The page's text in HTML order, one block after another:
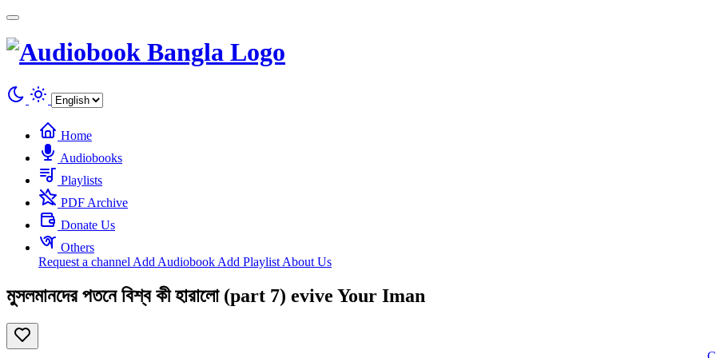
Home
Audiobooks
Playlists
PDF Archive
Donate Us
Others
Request a channel Add Audiobook Add Playlist About Us
মুসলমানদের পতনে বিশ্ব কী হারালো (part 7) evive Your Iman